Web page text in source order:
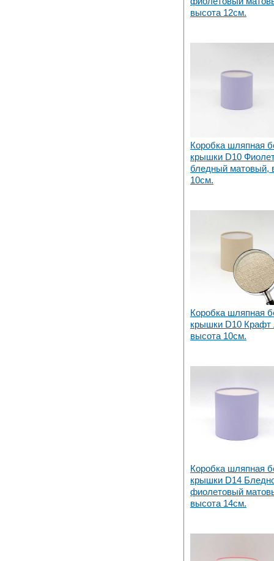
высота 12см.
Коробка шляпная
крышки D10
бледный матовый,
10см.
Коробка шляпная
крышки D10 Крафт
высота 10см.
Коробка шляпная
крышки D14
фиолетовый
высота 14см.